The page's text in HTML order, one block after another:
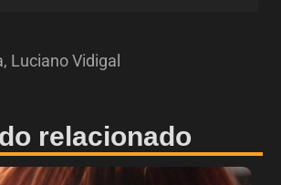
, Luciano Vidigal
relacionado